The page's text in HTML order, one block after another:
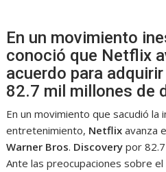
En un movimiento
conoció que Netflix
acuerdo para
82.7 mil millones de
En un movimiento que sacudió la
entretenimiento, Netflix avanza
Warner Bros. Discovery por
Ante las preocupaciones sobre